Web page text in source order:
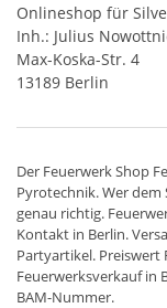
Onlineshop für
Inh.: Julius
Max-Koska-Str. 4
13189 Berlin
Der Feuerwerk Shop
Pyrotechnik. Wer
genau richtig.
Kontakt in Berlin.
Partyartikel. Preiswert
Feuerwerksverkauf in
BAM-Nummer.